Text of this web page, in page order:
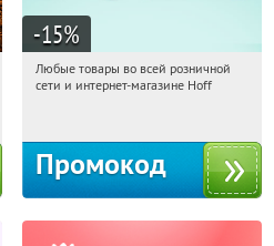
-15%
20:27:20 Получили:
Любые товары во всей розничной
сети и интернет-магазине Hoff
Промокод